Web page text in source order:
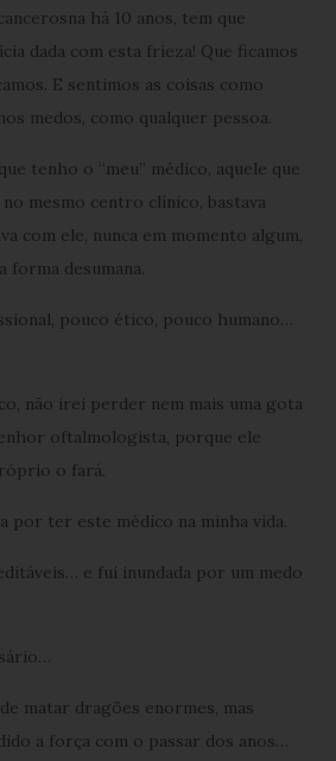
há 10 anos, tem que
dada com esta frieza! Que ficamos
E sentimos as coisas como
medos, como qualquer pessoa.
tenho o “meu” médico, aquele que
mesmo centro clínico, bastava
com ele, nunca em momento algum,
forma desumana.
pouco ético, pouco humano…
não irei perder nem mais uma gota
oftalmologista, porque ele
o fará.
por ter este médico na minha vida.
e fui inundada por um medo
matar dragões enormes, mas
a força com o passar dos anos…